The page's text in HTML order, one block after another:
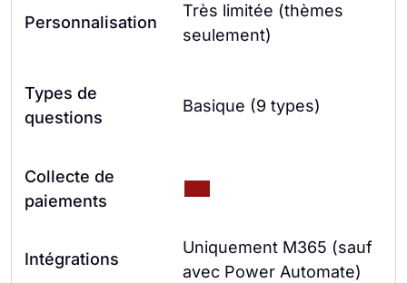
Personnalisation
Très limitée (thèmes
seulement)
Types de
questions
Basique (9 types)
Collecte de
paiements
Intégrations
Uniquement M365 (sauf
avec Power Automate)